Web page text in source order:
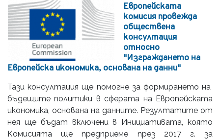
Европейската
комисия провежда
обществена
консултация
относно
"Изграждането на
Европейска икономика, основана на данни"
Тази консултация ще помогне за формирането на
бъдещите политики в сферата на Европейската
икономика, основана на данните. Резултатите от
нея ще бъдат включени в Инициативата, която
Комисията ще предприеме през 2017 г. за